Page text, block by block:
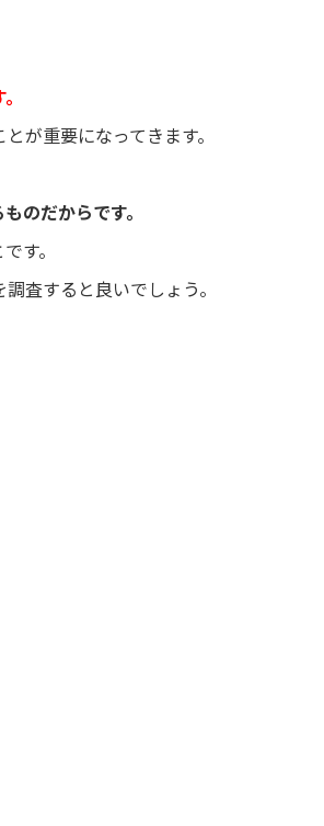
が重要になってきます。
のだからです。
す。
査すると良いでしょう。